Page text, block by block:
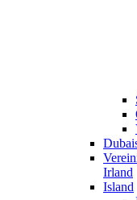
Irland
Island